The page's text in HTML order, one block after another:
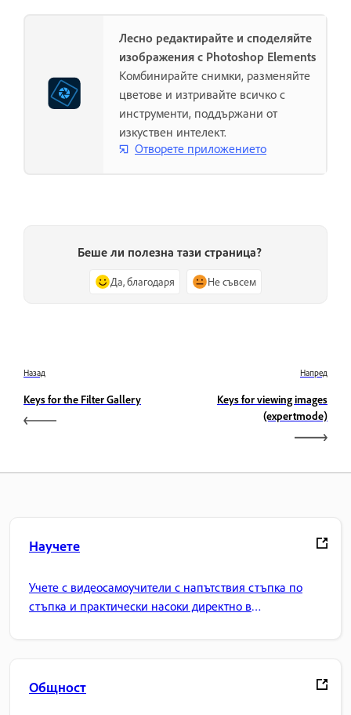
Лесно редактирайте и споделяйте
изображения с Photoshop Elements
Комбинирайте снимки, разменяйте
цветове и изтривайте всичко с
инструменти, поддържани от
изкуствен интелект.
Отворете приложението
Беше ли полезна тази страница?
Да, благодаря Не съвсем
Назад
Keys for the Filter Gallery
Напред
Keys for viewing images
(expertmode)
Научете
Учете с видеосамоучители с напътствия стъпка по
стъпка и практически насоки директно в
Общност